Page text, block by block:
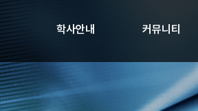
학사안내
학사일정
장학제도
커뮤니티
공지사항